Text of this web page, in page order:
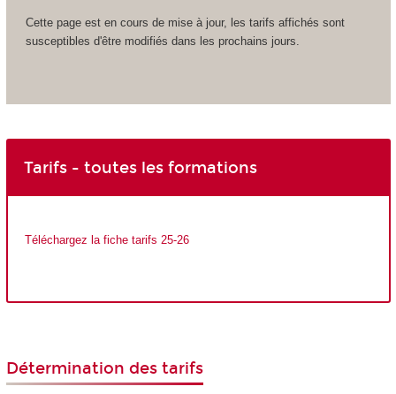
Cette page est en cours de mise à jour, les tarifs affichés sont
susceptibles d'être modifiés dans les prochains jours.
Tarifs - toutes les formations
Téléchargez la fiche tarifs 25-26
Détermination des tarifs